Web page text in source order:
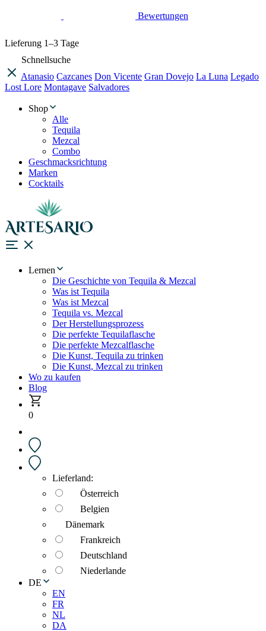
Bewertungen
Lieferung 1–3 Tage
Schnellsuche
Atanasio Cazcanes Don Vicente Gran Dovejo La Luna Legado
Lost Lore Montagave Salvadores
Shop
Alle
Tequila
Mezcal
Combo
Geschmacksrichtung
Marken
Cocktails
Lernen
Die Geschichte von Tequila & Mezcal
Was ist Tequila
Was ist Mezcal
Tequila vs. Mezcal
Der Herstellungsprozess
Die perfekte Tequilaflasche
Die perfekte Mezcalflasche
Die Kunst, Tequila zu trinken
Die Kunst, Mezcal zu trinken
Wo zu kaufen
Blog
0
Lieferland:
Österreich
Belgien
Dänemark
Frankreich
Deutschland
Niederlande
DE
EN
FR
NL
DA